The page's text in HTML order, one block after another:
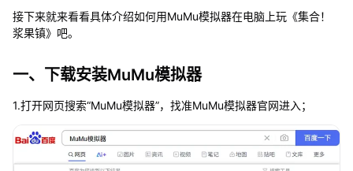
接下来就来看看具体介绍如何用MuMu模拟器在电脑上玩《集合！
浆果镇》吧。
一、下载安装MuMu模拟器
1.打开网页搜索“MuMu模拟器”，找准MuMu模拟器官网进入；